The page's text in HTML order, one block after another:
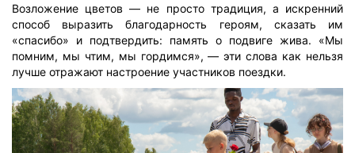
Возложение цветов — не просто традиция, а искренний
способ выразить благодарность героям, сказать им
«спасибо» и подтвердить: память о подвиге жива. «Мы
помним, мы чтим, мы гордимся», — эти слова как нельзя
лучше отражают настроение участников поездки.